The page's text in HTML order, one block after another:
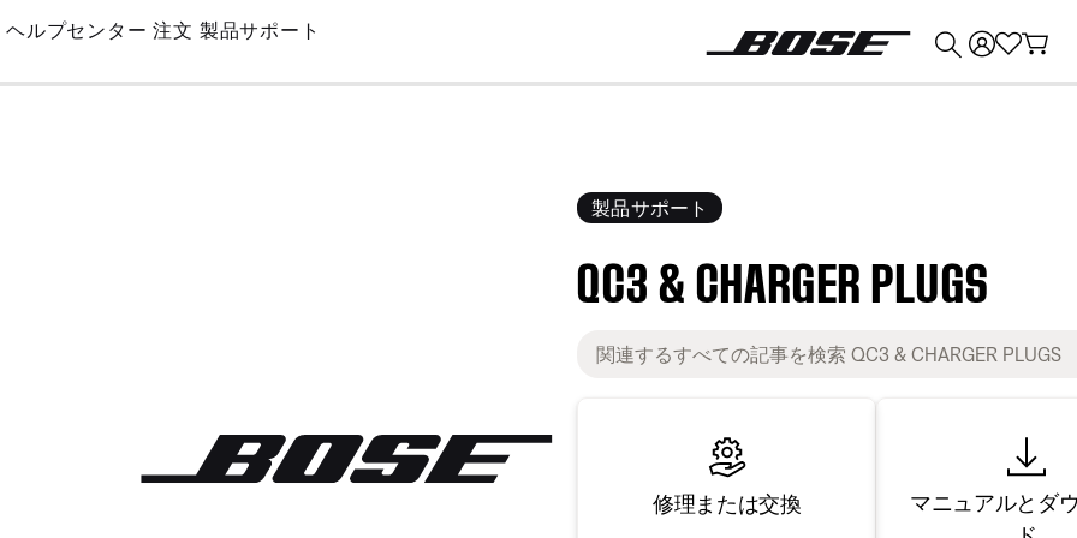
Skip
Main
ヘルプセンター 注文 製品サポート
製品サポート
QC3 & CHARGER PLUGS
修理または交換
マニュアルとダ